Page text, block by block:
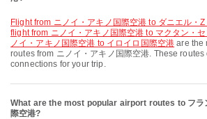
flight from ニノイ・アキノ国際空港 to ダニエル・
flight from ニノイ・アキノ国際空港 to マクタン・
ノイ・アキノ国際空港 to イロイロ国際空港 are the
routes from ニノイ・アキノ国際空港. These
connections for your trip.
What are the most popular airport routes to フラ
際空港?